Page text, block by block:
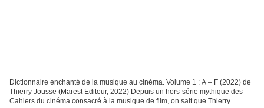
Dictionnaire enchanté de la musique au cinéma. Volume 1 : A – F (2022) de
Thierry Jousse (Marest Editeur, 2022) Depuis un hors-série mythique des
Cahiers du cinéma consacré à la musique de film, on sait que Thierry